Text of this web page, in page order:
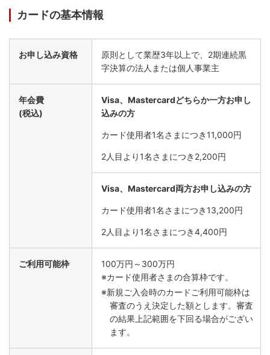
キャッシュフロー改善
経費の支払いをカードに1本化することで、毎月の経費の支
払日を固定。社用資本を効率的に運用いただけます。
カードの基本情報
お申し込み資格
原則として業歴3年以上で、2期連続黒
字決算の法人または個人事業主
年会費
(税込)
Visa、Mastercardどちらか一方お申し
込みの方
カード使用者1名さまにつき11,000円
2人目より1名さまにつき2,200円
Visa、Mastercard両方お申し込みの方
カード使用者1名さまにつき13,200円
2人目より1名さまにつき4,400円
ご利用可能枠
100万円～300万円
※カード使用者さまの合算枠です。
※新規ご入会時のカードご利用可能枠は
審査のうえ決定した額とします。審査
の結果上記範囲を下回る場合がござい
ます。